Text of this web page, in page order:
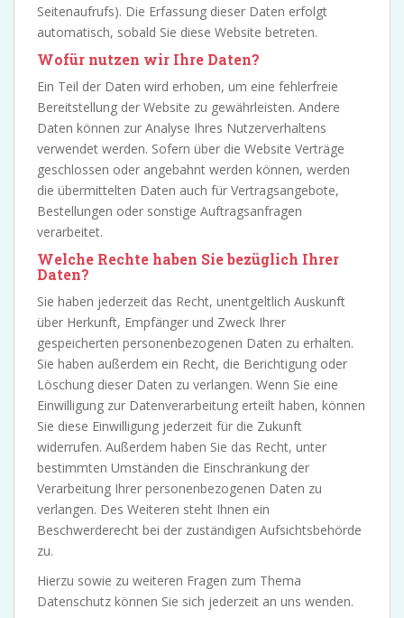
Seitenaufrufs). Die Erfassung dieser Daten erfolgt
automatisch, sobald Sie diese Website betreten.
Wofür nutzen wir Ihre Daten?
Ein Teil der Daten wird erhoben, um eine fehlerfreie
Bereitstellung der Website zu gewährleisten. Andere
Daten können zur Analyse Ihres Nutzerverhaltens
verwendet werden. Sofern über die Website Verträge
geschlossen oder angebahnt werden können, werden
die übermittelten Daten auch für Vertragsangebote,
Bestellungen oder sonstige Auftragsanfragen
verarbeitet.
Welche Rechte haben Sie bezüglich Ihrer
Daten?
Sie haben jederzeit das Recht, unentgeltlich Auskunft
über Herkunft, Empfänger und Zweck Ihrer
gespeicherten personenbezogenen Daten zu erhalten.
Sie haben außerdem ein Recht, die Berichtigung oder
Löschung dieser Daten zu verlangen. Wenn Sie eine
Einwilligung zur Datenverarbeitung erteilt haben, können
Sie diese Einwilligung jederzeit für die Zukunft
widerrufen. Außerdem haben Sie das Recht, unter
bestimmten Umständen die Einschränkung der
Verarbeitung Ihrer personenbezogenen Daten zu
verlangen. Des Weiteren steht Ihnen ein
Beschwerderecht bei der zuständigen Aufsichtsbehörde
zu.
Hierzu sowie zu weiteren Fragen zum Thema
Datenschutz können Sie sich jederzeit an uns wenden.